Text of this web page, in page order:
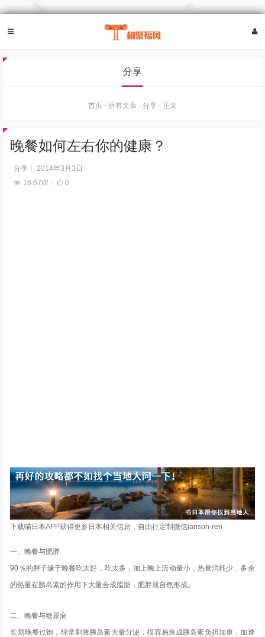
分享
首页 - 所有文章 - 分享 - 正文
晚餐如何左右你的健康？
分享
2014年3月3日
16.67W
0
下载喵日本APP获得更多日本相关信息，自由行定制微信janson-ren
一、晚餐与肥胖
90％的胖子缘于晚餐吃太好，吃太多，加上晚上活动量小，热量消耗少，多余
的热量在胰岛素的作用下大量合成脂肪，肥胖就自然形成。
二、晚餐与糖尿病
长期晚餐过饱，经常刺激胰岛素大量分泌，很容易造成胰岛素负担加重，加速